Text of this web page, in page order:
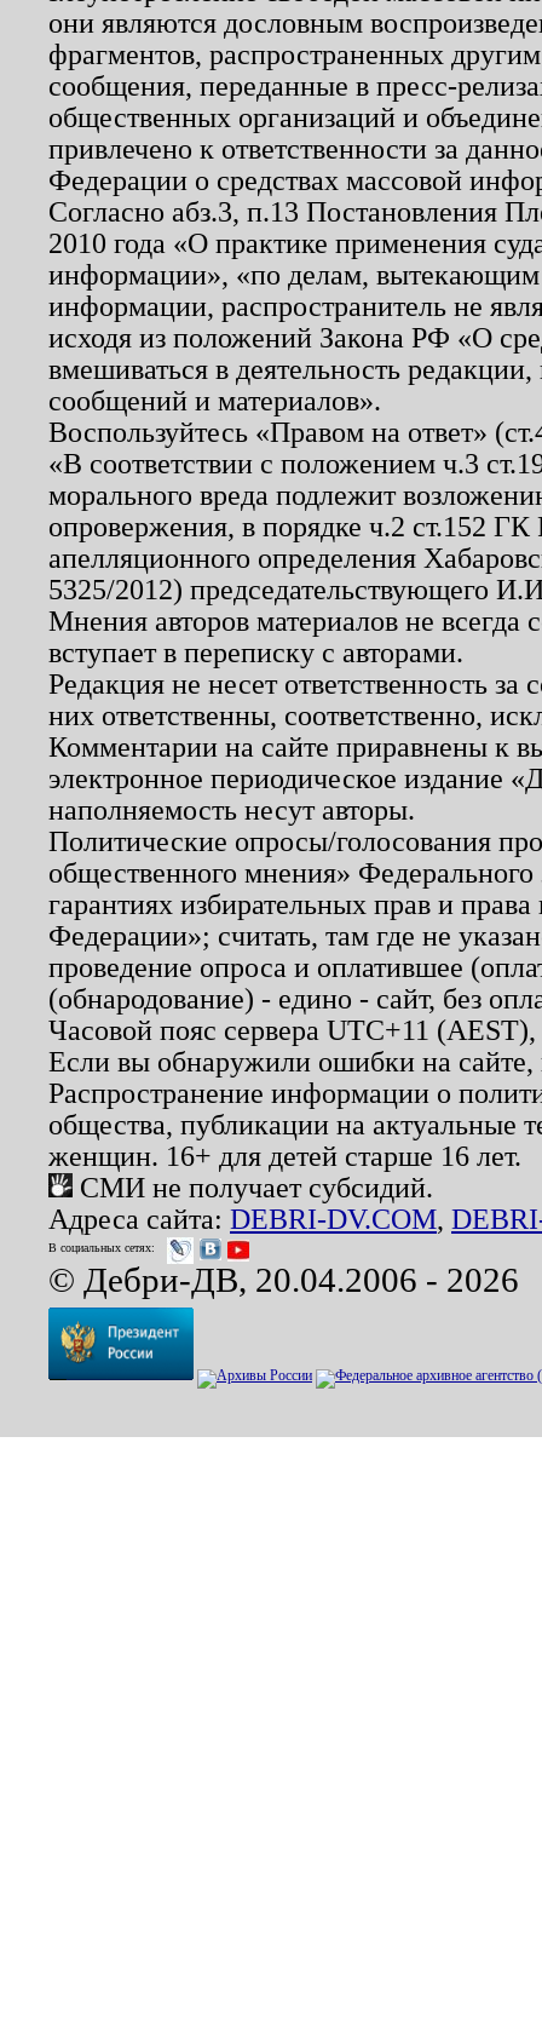
они являются дословным
фрагментов, распространенных
сообщения, переданные в пресс-
общественных организаций и
привлечено к ответственности за
Федерации о средствах массовой
Согласно абз.3, п.13 Постановления
2010 года «О практике применения
информации», «по делам, вытекающим
информации, распространитель не
исходя из положений Закона РФ «О
вмешиваться в деятельность
сообщений и материалов».
Воспользуйтесь «Правом на ответ»
«В соответствии с положением ч.3
морального вреда подлежит
опровержения, в порядке ч.2 ст.152
апелляционного определения
5325/2012) председательствующего
Мнения авторов материалов не
вступает в переписку с авторами.
Редакция не несет ответственность
них ответственны, соответственно,
Комментарии на сайте приравнены к
электронное периодическое издание
наполняемость несут авторы.
Политические опросы/голосования
общественного мнения»
гарантиях избирательных прав и
Федерации»; считать, там где не
проведение опроса и оплатившее
(обнародование) - едино - сайт, без
Часовой пояс сервера UTC+11
Если вы обнаружили ошибки на
Распространение информации о
общества, публикации на актуальные
женщин. 16+ для детей старше 16 лет.
СМИ не получает субсидий.
Адреса сайта: DEBRI-DV.COM,
В социальных сетях:
© Дебри-ДВ, 20.04.2006 - 2026